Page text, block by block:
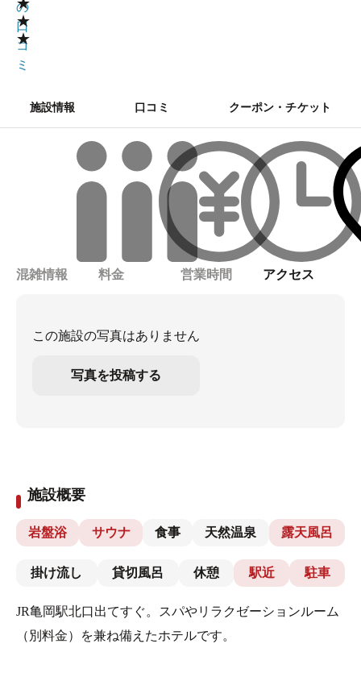
★
★
の
口
コ
ミ
施設情報 口コミ クーポン・チケット
混雑情報 料金 営業時間 アクセス
この施設の写真はありません
写真を投稿する
施設概要
岩盤浴 サウナ 食事 天然温泉 露天風呂
掛け流し 貸切風呂 休憩 駅近 駐車
JR亀岡駅北口出てすぐ。スパやリラクゼーションルーム
（別料金）を兼ね備えたホテルです。